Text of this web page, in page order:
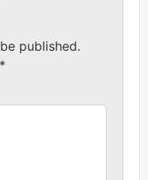
published.
*